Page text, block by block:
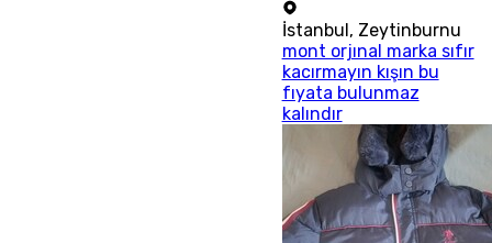
İstanbul, Zeytinburnu
mont orjınal marka sıfır
kacırmayın kışın bu
fıyata bulunmaz
kalındır